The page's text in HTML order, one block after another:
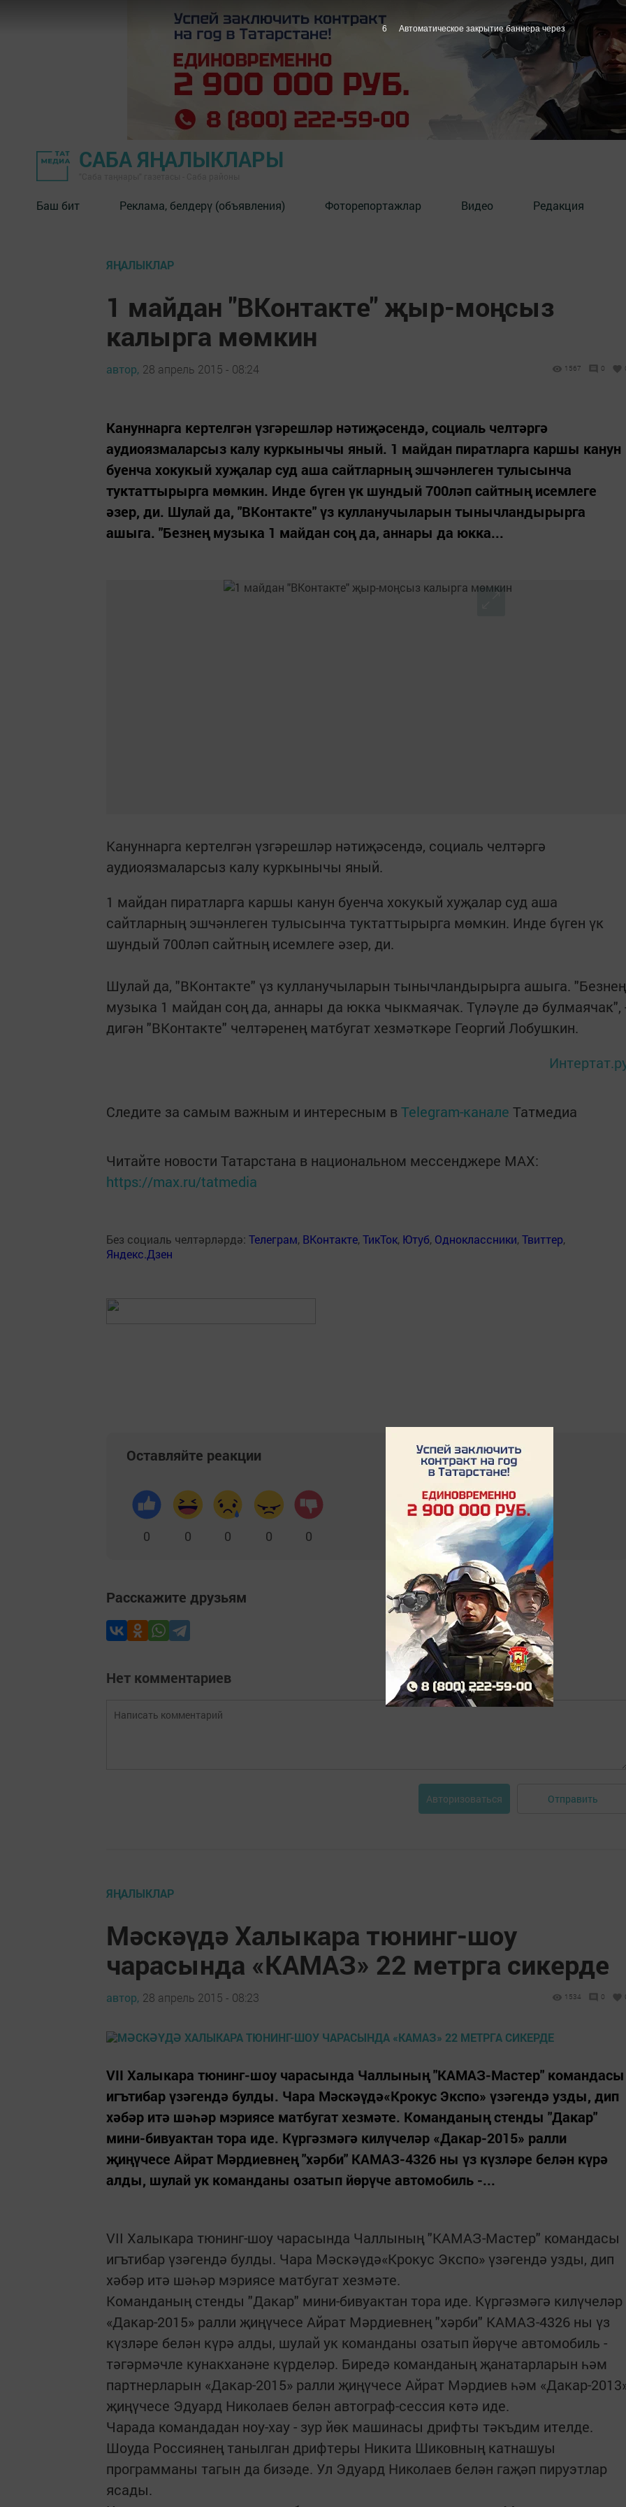
САБА ЯҢАЛЫКЛАРЫ
Баш бит Реклама, белдерү (объявления) Фоторепортажлар Видео Редакция
ЯҢАЛЫКЛАР
1 майдан "ВКонтакте" җыр-моңсыз
калырга мөмкин
автор, 28 апрель 2015 - 08:24 1567 0
Кануннарга кертелгән үзгәрешләр нәтиҗәсендә, социаль челтәргә
аудиоязмаларсыз калу куркынычы яный. 1 майдан пиратларга каршы канун
буенча хокукый хуҗалар суд аша сайтларның эшчәнлеген тулысынча
туктаттырырга мөмкин. Инде бүген үк шундый 700ләп сайтның исемлеге
әзер, ди. Шулай да, "ВКонтакте" үз кулланучыларын тынычландырырга
ашыга. "Безнең музыка 1 майдан соң да, аннары да юкка...
Кануннарга кертелгән үзгәрешләр нәтиҗәсендә, социаль челтәргә
аудиоязмаларсыз калу куркынычы яный.
1 майдан пиратларга каршы канун буенча хокукый хуҗалар суд аша
сайтларның эшчәнлеген тулысынча туктаттырырга мөмкин. Инде бүген үк
шундый 700ләп сайтның исемлеге әзер, ди.
Шулай да, "ВКонтакте" үз кулланучыларын тынычландырырга ашыга. "Безнең
музыка 1 майдан соң да, аннары да юкка чыкмаячак. Түләүле дә булмаячак",
дигән "ВКонтакте" челтәренең матбугат хезмәткәре Георгий Лобушкин.
Следите за самым важным и интересным в Telegram-канале Татмедиа
Читайте новости Татарстана в национальном мессенджере MАХ:
https://max.ru/tatmedia
Без социаль челтәрләрдә: Телеграм, ВКонтакте,ТикТок, Ютуб, Одноклассники,Твиттер,
Яндекс.Дзен
Оставляйте реакции
0 0 0 0 0
Расскажите друзьям
Нет комментариев
Авторизоваться Отправить
ЯҢАЛЫКЛАР
Мәскәүдә Халыкара тюнинг-шоу
чарасында «КАМАЗ» 22 метрга сикерде
автор, 28 апрель 2015 - 08:23 1534 0
VII Халыкара тюнинг-шоу чарасында Чаллының "КАМАЗ-Мастер" командасы
игътибар үзәгендә булды. Чара Мәскәүдә«Крокус Экспо» үзәгендә узды, дип
хәбәр итә шәһәр мэриясе матбугат хезмәте. Команданың стенды "Дакар"
мини-бивуактан тора иде. Күргәзмәгә килүчеләр «Дакар-2015» ралли
җиңүчесе Айрат Мәрдиевнең "хәрби" КАМАЗ-4326 ны үз күзләре белән күрә
алды, шулай ук команданы озатып йөрүче автомобиль -...
VII Халыкара тюнинг-шоу чарасында Чаллының "КАМАЗ-Мастер" командасы
игътибар үзәгендә булды. Чара Мәскәүдә«Крокус Экспо» үзәгендә узды, дип
хәбәр итә шәһәр мэриясе матбугат хезмәте.
Команданың стенды "Дакар" мини-бивуактан тора иде. Күргәзмәгә килүчеләр
«Дакар-2015» ралли җиңүчесе Айрат Мәрдиевнең "хәрби" КАМАЗ-4326 ны үз
күзләре белән күрә алды, шулай ук команданы озатып йөрүче автомобиль -
тәгәрмәчле кунакханәне күрделәр. Биредә команданың җанатарларын һәм
партнерларын «Дакар-2015» ралли җиңүчесе Айрат Мәрдиев һәм «Дакар-
җиңүчесе Эдуард Николаев белән автограф-сессия көтә иде.
Чарада командадан ноу-хау - зур йөк машинасы дрифты тәкъдим ителде.
Шоуда Россиянең танылган дрифтеры Никита Шиковның катнашуы
программаны тагын да бизәде. Ул Эдуард Николаев белән гаҗәп пируэтлар
ясады.
5 Автоматическое закрытие баннера через